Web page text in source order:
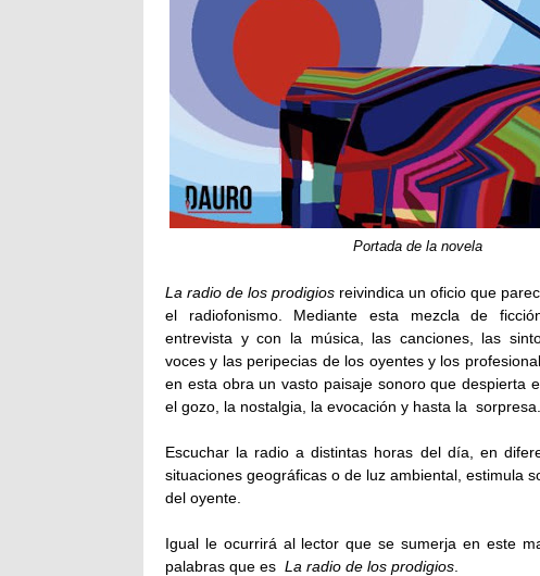
Portada de la novela
La radio de los prodigios reivindica un oficio que
el radiofonismo. Mediante esta mezcla de
entrevista y con la música, las canciones, las
voces y las peripecias de los oyentes y los
en esta obra un vasto paisaje sonoro que despierta
el gozo, la nostalgia, la evocación y hasta la sorpresa.
Escuchar la radio a distintas horas del día, en
situaciones geográficas o de luz ambiental, estimula
del oyente.
Igual le ocurrirá al lector que se sumerja en este
palabras que es La radio de los prodigios